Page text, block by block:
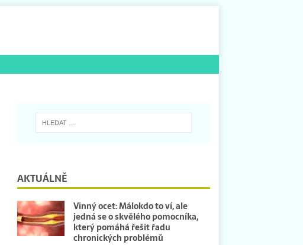
AKTUÁLNĚ
Vinný ocet: Málokdo to ví, ale
jedná se o skvělého pomocníka,
který pomáhá řešit řadu
chronických problémů